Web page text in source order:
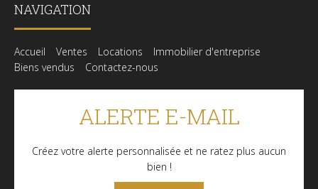
NAVIGATION
Accueil Ventes Locations
Immobilier d'entreprise
Biens vendus
Contactez-nous
ALERTE E-MAIL
Créez votre alerte personnalisée et ne ratez plus aucun
bien !